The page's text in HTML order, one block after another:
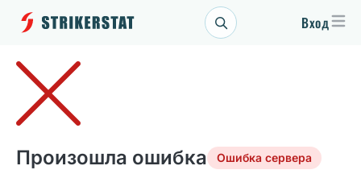
Вход
Произошла ошибка Ошибка сервера